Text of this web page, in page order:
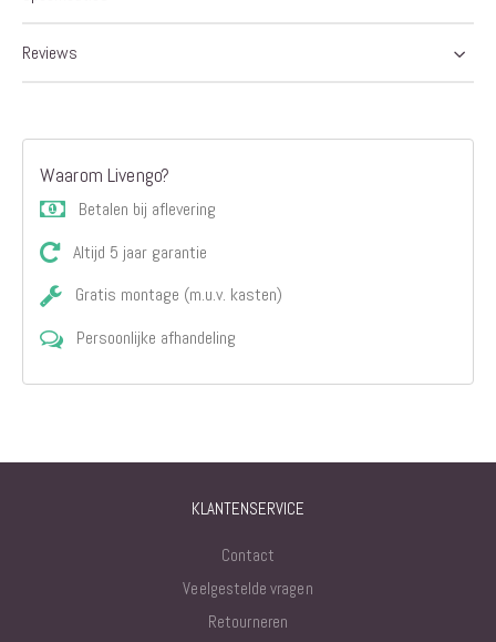
gallerij
Reviews
Waarom Livengo?
Betalen bij aflevering
Altijd 5 jaar garantie
Gratis montage (m.u.v. kasten)
Persoonlijke afhandeling
KLANTENSERVICE
Contact
Veelgestelde vragen
Retourneren